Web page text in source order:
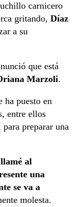
carnicero
gritando, Díaz
a su
que está
Marzoli.
ha puesto en
entre ellos
para preparar una
al
una
se va a
molesta.